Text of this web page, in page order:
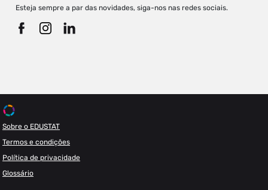
Esteja sempre a par das novidades, siga-nos nas redes sociais.
Sobre o EDUSTAT
Termos e condições
Política de privacidade
Glossário